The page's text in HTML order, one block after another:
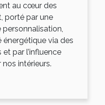
au cœur des
porté par une
via des
par l’influence
intérieurs.